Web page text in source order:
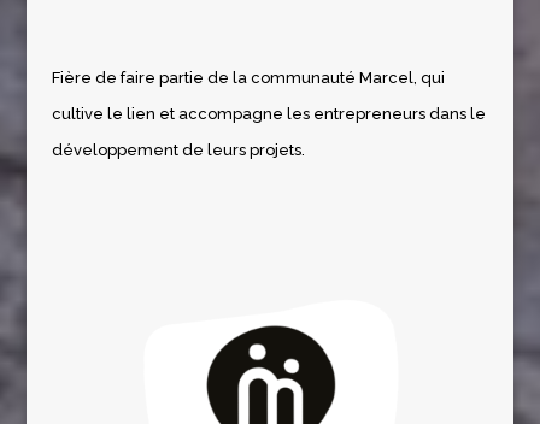
Fière de faire partie de la communauté Marcel, qui
cultive le lien et accompagne les entrepreneurs dans le
développement de leurs projets.